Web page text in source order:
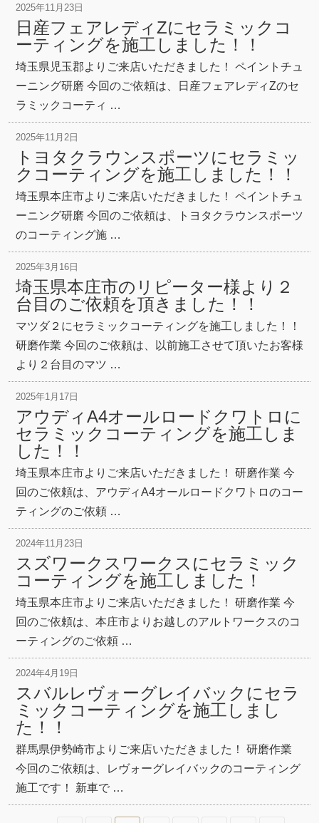
2025年11月23日
日産フェアレディZにセラミックコ
ーティングを施工しました！！
埼玉県児玉郡よりご来店いただきました！ ペイントチュ
ーニング研磨 今回のご依頼は、日産フェアレディZのセ
ラミックコーティ …
2025年11月2日
トヨタクラウンスポーツにセラミッ
クコーティングを施工しました！！
埼玉県本庄市よりご来店いただきました！ ペイントチュ
ーニング研磨 今回のご依頼は、トヨタクラウンスポーツ
のコーティング施 …
2025年3月16日
埼玉県本庄市のリピーター様より２
台目のご依頼を頂きました！！
マツダ２にセラミックコーティングを施工しました！！
研磨作業 今回のご依頼は、以前施工させて頂いたお客様
より２台目のマツ …
2025年1月17日
アウディA4オールロードクワトロに
セラミックコーティングを施工しま
した！！
埼玉県本庄市よりご来店いただきました！ 研磨作業 今
回のご依頼は、アウディA4オールロードクワトロのコー
ティングのご依頼 …
2024年11月23日
スズワークスワークスにセラミック
コーティングを施工しました！
埼玉県本庄市よりご来店いただきました！ 研磨作業 今
回のご依頼は、本庄市よりお越しのアルトワークスのコ
ーティングのご依頼 …
2024年4月19日
スバルレヴォーグレイバックにセラ
ミックコーティングを施工しまし
た！！
群馬県伊勢崎市よりご来店いただきました！ 研磨作業
今回のご依頼は、レヴォーグレイバックのコーティング
施工です！ 新車で …